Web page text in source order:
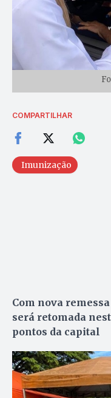
COMPARTILHAR
Imunização
Com nova
será retomada
pontos da capital